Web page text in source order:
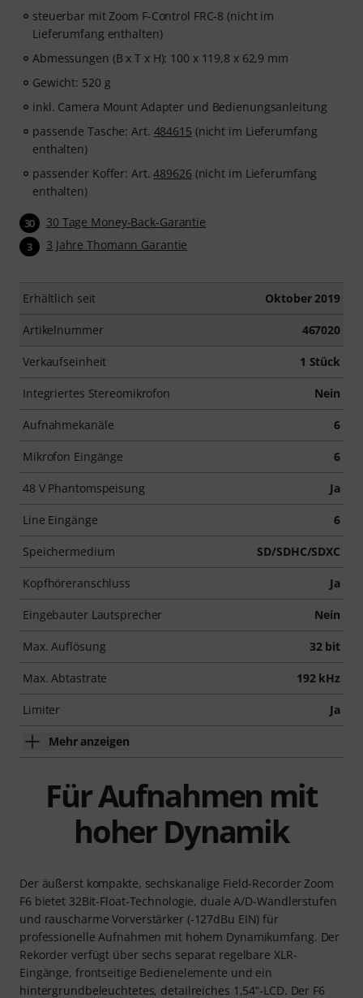
steuerbar mit Zoom F-Control FRC-8 (nicht im
Lieferumfang enthalten)
Abmessungen (B x T x H): 100 x 119,8 x 62,9 mm
Gewicht: 520 g
inkl. Camera Mount Adapter und Bedienungsanleitung
passende Tasche: Art. 484615 (nicht im Lieferumfang
enthalten)
passender Koffer: Art.489626 (nicht im Lieferumfang
enthalten)
30 30 Tage Money-Back-Garantie
3 3 Jahre Thomann Garantie
Erhältlich seit Oktober 2019
Artikelnummer 467020
Verkaufseinheit 1 Stück
Integriertes Stereomikrofon Nein
Aufnahmekanäle 6
Mikrofon Eingänge 6
48 V Phantomspeisung Ja
Line Eingänge 6
Speichermedium SD/SDHC/SDXC
Kopfhöreranschluss Ja
Eingebauter Lautsprecher Nein
Max. Auflösung 32 bit
Max. Abtastrate 192 kHz
Limiter Ja
Mehr anzeigen
Für Aufnahmen mit
hoher Dynamik
Der äußerst kompakte, sechskanalige Field-Recorder Zoom
F6 bietet 32Bit-Float-Technologie, duale A/D-Wandlerstufen
und rauscharme Vorverstärker (-127dBu EIN) für
professionelle Aufnahmen mit hohem Dynamikumfang. Der
Rekorder verfügt über sechs separat regelbare XLR-
Eingänge, frontseitige Bedienelemente und ein
hintergrundbeleuchtetes, detailreiches 1,54“-LCD. Der F6